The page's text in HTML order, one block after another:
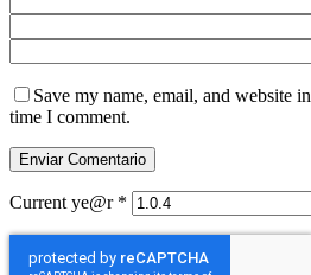
Save my name, email, and website
time I comment.
Current ye@r *